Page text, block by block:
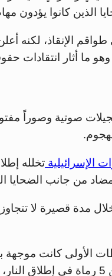
الذين كانوا يؤدون
الإنقاذ، لكنه
ما أثار انتقادات
صوتية وصوراً
الإسرائيلية تخلله
من جانب الضحايا
في اللحظات الأولى
مركبات الإسعاف وعمال الإغاثة، مع مشاركة ما لا يقل